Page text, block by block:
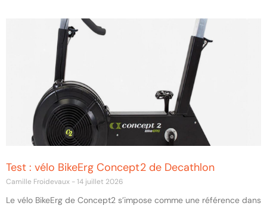
Test : vélo BikeErg Concept2 de Decathlon
Camille Froidevaux 14 juillet 2026
Le vélo BikeErg de Concept2 s’impose comme une référence dans